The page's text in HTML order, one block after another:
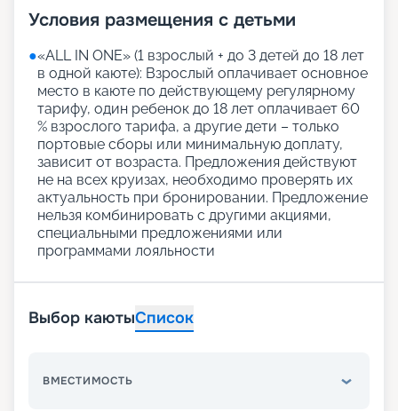
Условия размещения с детьми
●«АLL IN ONE» (1 взрослый + до 3 детей до 18 лет
в одной каюте): Взрослый оплачивает основное
место в каюте по действующему регулярному
тарифу, один ребенок до 18 лет оплачивает 60
% взрослого тарифа, а другие дети – только
портовые сборы или минимальную доплату,
зависит от возраста. Предложения действуют
не на всех круизах, необходимо проверять их
актуальность при бронировании. Предложение
нельзя комбинировать с другими акциями,
специальными предложениями или
программами лояльности
Выбор каютыСписок
ВМЕСТИМОСТЬ